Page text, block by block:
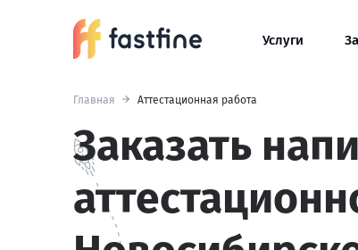
Услуги
Главная Аттестационная работа
Заказать